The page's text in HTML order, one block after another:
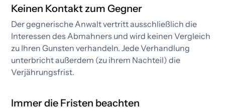
Keinen Kontakt zum Gegner
Der gegnerische Anwalt vertritt ausschließlich die
Interessen des Abmahners und wird keinen Vergleich
zu Ihren Gunsten verhandeln. Jede Verhandlung
unterbricht außerdem (zu ihrem Nachteil) die
Verjährungsfrist.​
Immer die Fristen beachten